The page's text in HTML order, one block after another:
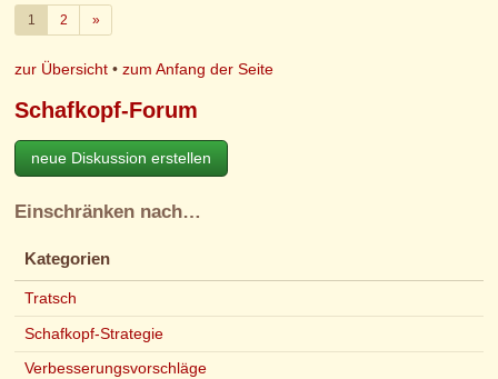
1 2 »Weiter
zur Übersicht •zum Anfang der Seite
Schafkopf-Forum
neue Diskussion erstellen
Einschränken nach…
Kategorien
Tratsch
Schafkopf-Strategie
Verbesserungsvorschläge